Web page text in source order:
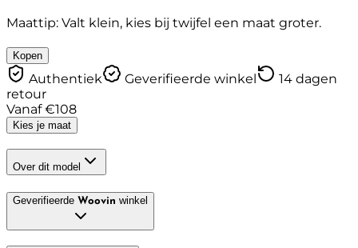
Maattip: Valt klein, kies bij twijfel een maat groter.
Kopen
Authentiek Geverifieerde winkel
14 dagen
retour
Vanaf€108
Kies je maat
Over dit model
Geverifieerde Woovin winkel